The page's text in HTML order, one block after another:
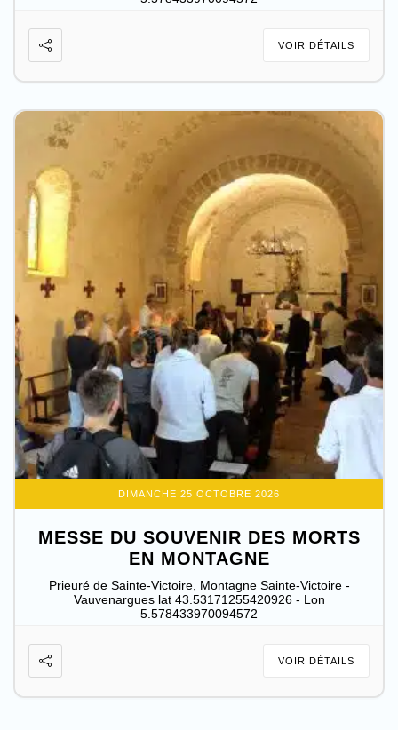
VOIR DÉTAILS
DIMANCHE 25 OCTOBRE 2026
MESSE DU SOUVENIR DES MORTS
EN MONTAGNE
Prieuré de Sainte-Victoire, Montagne Sainte-Victoire -
Vauvenargues lat 43.53171255420926 - Lon
5.578433970094572
VOIR DÉTAILS